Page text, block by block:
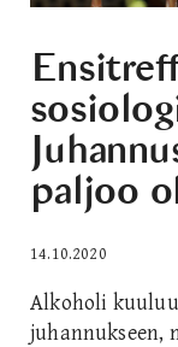
paljoo
14.10.2020
Alkoholi
juhannukseen,